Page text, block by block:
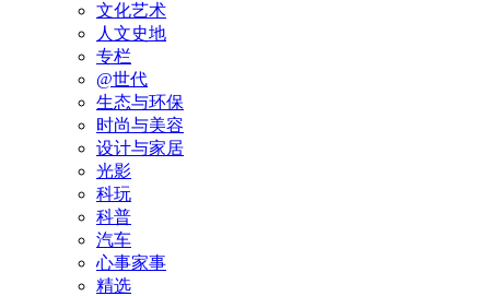
文化艺术
人文史地
专栏
@世代
生态与环保
时尚与美容
设计与家居
光影
科玩
科普
汽车
心事家事
精选